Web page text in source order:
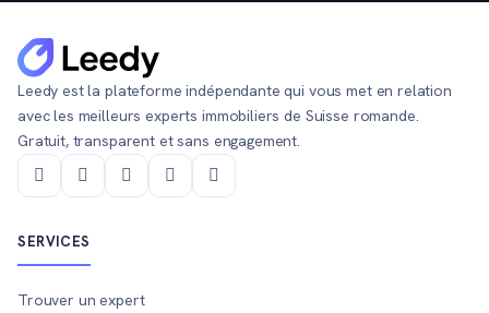
Leedy est la plateforme indépendante qui vous met en relation
avec les meilleurs experts immobiliers de Suisse romande.
Gratuit, transparent et sans engagement.
SERVICES
Trouver un expert